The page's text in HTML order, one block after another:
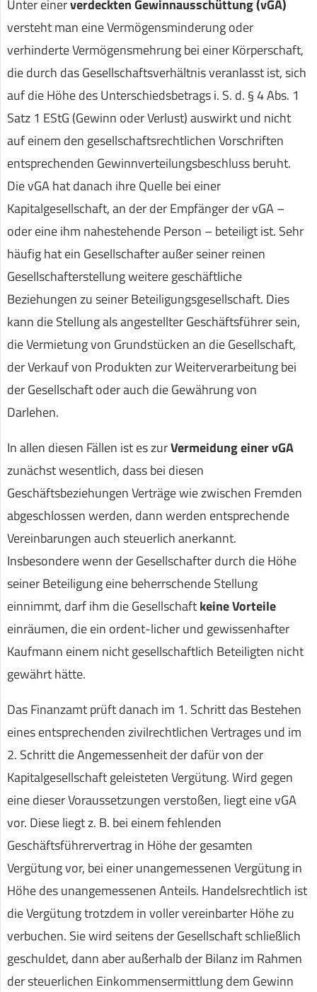
Unter einerverdeckten Gewinnausschüttung (vGA)
versteht man eine Vermögensminderung oder
verhinderte Vermögensmehrung bei einer Körperschaft,
die durch das Gesellschaftsverhältnis veranlasst ist, sich
auf die Höhe des Unterschiedsbetrags i. S. d. § 4 Abs. 1
Satz 1 EStG (Gewinn oder Verlust) auswirkt und nicht
auf einem den gesellschaftsrechtlichen Vorschriften
entsprechenden Gewinnverteilungsbeschluss beruht.
Die vGA hat danach ihre Quelle bei einer
Kapitalgesellschaft, an der der Empfänger der vGA –
oder eine ihm nahestehende Person – beteiligt ist. Sehr
häufig hat ein Gesellschafter außer seiner reinen
Gesellschafterstellung weitere geschäftliche
Beziehungen zu seiner Beteiligungsgesellschaft. Dies
kann die Stellung als angestellter Geschäftsführer sein,
die Vermietung von Grundstücken an die Gesellschaft,
der Verkauf von Produkten zur Weiterverarbeitung bei
der Gesellschaft oder auch die Gewährung von
Darlehen.
In allen diesen Fällen ist es zurVermeidung einer vGA
zunächst wesentlich, dass bei diesen
Geschäftsbeziehungen Verträge wie zwischen Fremden
abgeschlossen werden, dann werden entsprechende
Vereinbarungen auch steuerlich anerkannt.
Insbesondere wenn der Gesellschafter durch die Höhe
seiner Beteiligung eine beherrschende Stellung
einnimmt, darf ihm die Gesellschaftkeine Vorteile
einräumen, die ein ordent-licher und gewissenhafter
Kaufmann einem nicht gesellschaftlich Beteiligten nicht
gewährt hätte.
Das Finanzamt prüft danach im 1. Schritt das Bestehen
eines entsprechenden zivilrechtlichen Vertrages und im
2. Schritt die Angemessenheit der dafür von der
Kapitalgesellschaft geleisteten Vergütung. Wird gegen
eine dieser Voraussetzungen verstoßen, liegt eine vGA
vor. Diese liegt z. B. bei einem fehlenden
Geschäftsführervertrag in Höhe der gesamten
Vergütung vor, bei einer unangemessenen Vergütung in
Höhe des unangemessenen Anteils. Handelsrechtlich ist
die Vergütung trotzdem in voller vereinbarter Höhe zu
verbuchen. Sie wird seitens der Gesellschaft schließlich
geschuldet, dann aber außerhalb der Bilanz im Rahmen
der steuerlichen Einkommensermittlung dem Gewinn